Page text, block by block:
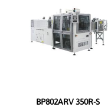
BP802ARV 350R-S